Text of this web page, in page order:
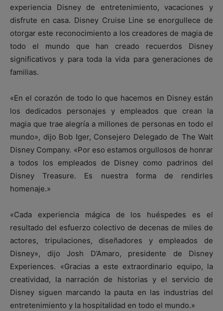
experiencia Disney de entretenimiento, vacaciones y
disfrute en casa. Disney Cruise Line se enorgullece de
otorgar este reconocimiento a los creadores de magia de
todo el mundo que han creado recuerdos Disney
significativos y para toda la vida para generaciones de
familias.
«En el corazón de todo lo que hacemos en Disney están
los dedicados personajes y empleados que crean la
magia que trae alegría a millones de personas en todo el
mundo», dijo Bob Iger, Consejero Delegado de The Walt
Disney Company. «Por eso estamos orgullosos de honrar
a todos los empleados de Disney como padrinos del
Disney Treasure. Es nuestra forma de rendirles
homenaje.»
«Cada experiencia mágica de los huéspedes es el
resultado del esfuerzo colectivo de decenas de miles de
actores, tripulaciones, diseñadores y empleados de
Disney», dijo Josh D’Amaro, presidente de Disney
Experiences. «Gracias a este extraordinario equipo, la
creatividad, la narración de historias y el servicio de
Disney siguen marcando la pauta en las industrias del
entretenimiento y la hospitalidad en todo el mundo.»